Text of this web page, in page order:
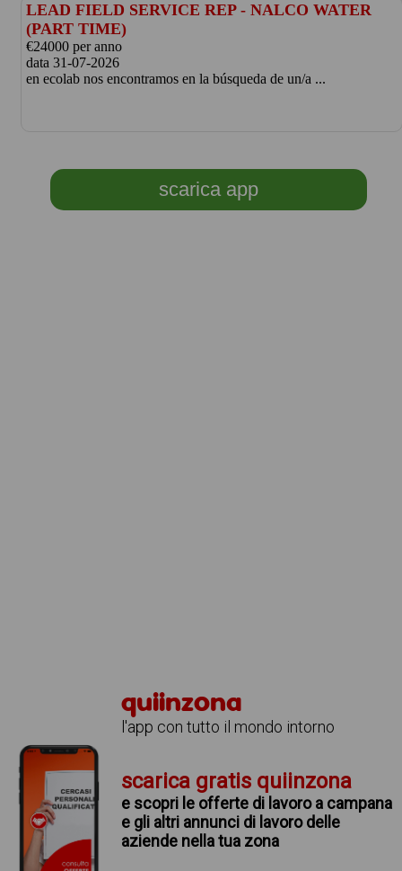
LEAD FIELD SERVICE REP - NALCO WATER
(PART TIME)
€24000 per anno
data 31-07-2026
en ecolab nos encontramos en la búsqueda de un/a ...
scarica app
quiinzona
l'app con tutto il mondo intorno
scarica gratis quiinzona
e scopri le offerte di lavoro a campana
e gli altri annunci di lavoro delle
aziende nella tua zona